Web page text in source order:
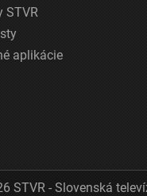
STVR
aplikácie
STVR - Slovenská